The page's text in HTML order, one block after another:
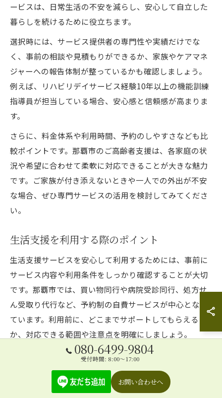
ービスは、日常生活の不安を減らし、安心して自立した
暮らしを続けるために役立ちます。
選択時には、サービス提供者の専門性や実績だけでな
く、事前の相談や見積もりができるか、家族やケアマネ
ジャーへの報告体制が整っているかも確認しましょう。
例えば、リハビリデイサービス経験10年以上の機能訓練
指導員が担当している場合、安心感と信頼感が高まりま
す。
さらに、料金体系や利用時間、予約のしやすさなども比
較ポイントです。那覇市のご高齢者支援は、各家庭の状
況や希望に合わせて柔軟に対応できることが大きな魅力
です。ご家族が付き添えないときや一人での外出が不安
な場合、ぜひ専門サービスの活用を検討してみてくださ
い。
生活支援を利用する際のポイント
生活支援サービスを安心して利用するためには、事前に
サービス内容や利用条件をしっかり確認することが大切
です。那覇市では、買い物同行や病院受診同行、処方せ
ん受取り代行など、予約制の自費サービスが中心となっ
ています。利用前に、どこまでサポートしてもらえる
か、対応できる範囲や注意点を明確にしましょう。
また、実際に利用する際は、担当者の資格や経験を確認
し、リハビリの専門知識があるかどうかもポイントで
す。利用後には、サービス内容や気づいた点を家族やケ
080-6499-9804
受付時間: 8:00～17:00
お問い合わせへ